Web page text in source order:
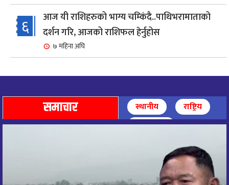
६
आज यी राशिहरुको भाग्य चम्किंदै..पाथिभरामाताको
दर्शन गरि, आजको राशिफल हेर्नुहोस
७ महिना अघि
७
९ महिना अघि
८
आज पाथिभारा माताको दर्शन गरि, दिनको सुरुवात गर्दै,
आज माताभगवती जगज्जननी पाथिभरादेवीको दर्शन गरि
समाचार स्थानीय
राष्ट्रिय
अन्तर्राष्ट्रिय